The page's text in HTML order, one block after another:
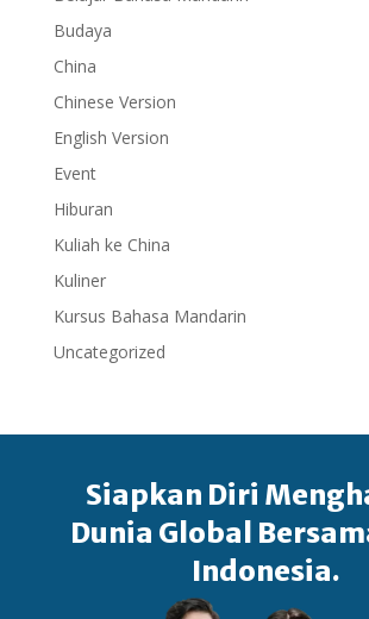
Budaya
China
Chinese Version
English Version
Event
Hiburan
Kuliah ke China
Kuliner
Kursus Bahasa Mandarin
Uncategorized
Siapkan Diri
Dunia Global
Indonesia.